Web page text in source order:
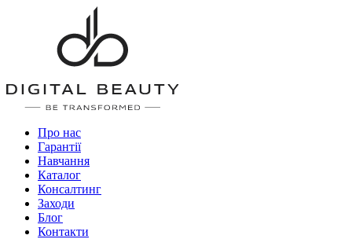
Про нас
Гарантії
Навчання
Каталог
Консалтинг
Заходи
Блог
Контакти